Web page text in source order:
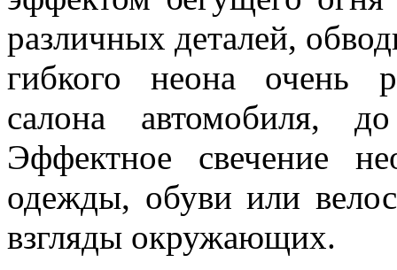
различных деталей,
гибкого неона очень
салона автомобиля,
Эффектное свечение
одежды, обуви или
взгляды окружающих.